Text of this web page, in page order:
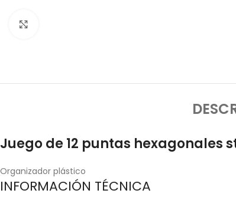
Juego de 12 puntas hexagonales
Organizador plástico
INFORMACIÓN TÉCNICA